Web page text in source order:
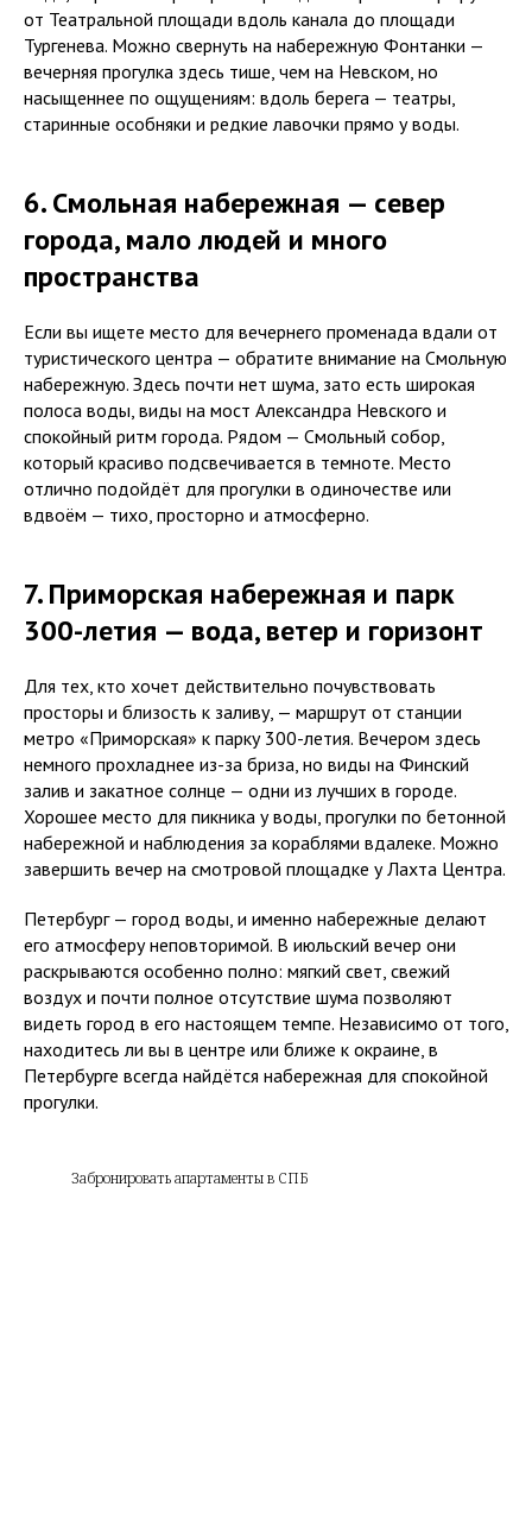
от Театральной площади вдоль канала до площади
Тургенева. Можно свернуть на набережную Фонтанки —
вечерняя прогулка здесь тише, чем на Невском, но
насыщеннее по ощущениям: вдоль берега — театры,
старинные особняки и редкие лавочки прямо у воды.
6. Смольная набережная — север
города, мало людей и много
пространства
Если вы ищете место для вечернего променада вдали от
туристического центра — обратите внимание на Смольную
набережную. Здесь почти нет шума, зато есть широкая
полоса воды, виды на мост Александра Невского и
спокойный ритм города. Рядом — Смольный собор,
который красиво подсвечивается в темноте. Место
отлично подойдёт для прогулки в одиночестве или
вдвоём — тихо, просторно и атмосферно.
7. Приморская набережная и парк
300-летия — вода, ветер и горизонт
Для тех, кто хочет действительно почувствовать
просторы и близость к заливу, — маршрут от станции
метро «Приморская» к парку 300-летия. Вечером здесь
немного прохладнее из-за бриза, но виды на Финский
залив и закатное солнце — одни из лучших в городе.
Хорошее место для пикника у воды, прогулки по бетонной
набережной и наблюдения за кораблями вдалеке. Можно
завершить вечер на смотровой площадке у Лахта Центра.
Петербург — город воды, и именно набережные делают
его атмосферу неповторимой. В июльский вечер они
раскрываются особенно полно: мягкий свет, свежий
воздух и почти полное отсутствие шума позволяют
видеть город в его настоящем темпе. Независимо от того,
находитесь ли вы в центре или ближе к окраине, в
Петербурге всегда найдётся набережная для спокойной
прогулки.
Забронировать апартаменты в СПБ
контакты
удобным способом
Следите за нашими акциями
в социальных сетях
Написать в WhatsApp
Позвонить